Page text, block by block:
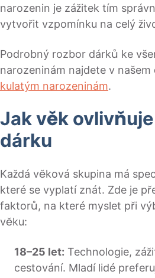
narozenin je zážitek tím
vytvořit vzpomínku na celý
Podrobný rozbor dárků ke
narozeninám najdete v našem
kulatým narozeninám.
Jak věk
dárku
Každá věková skupina má
které se vyplatí znát. Zde je
faktorů, na které myslet při
věku:
18–25 let: Technologie,
cestování. Mladí lidé